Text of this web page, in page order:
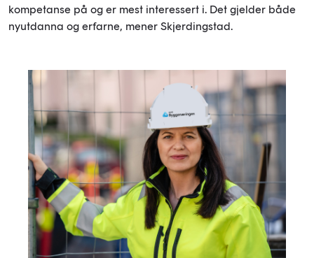
kompetanse på og er mest interessert i. Det gjelder både
nyutdanna og erfarne, mener Skjerdingstad.